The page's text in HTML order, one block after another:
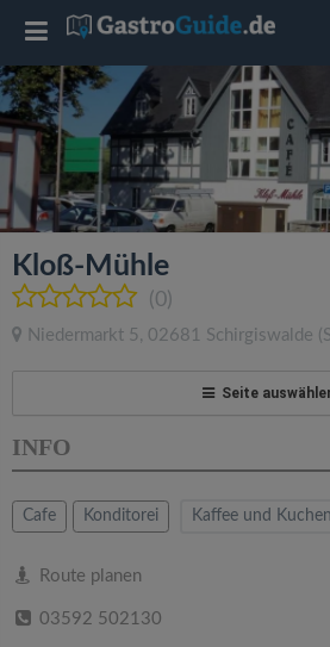
Kloß-Mühle
(0)
Niedermarkt 5 , 02681 Schirgiswalde
Seite
INFO
Cafe Konditorei Kaffee und Kuchen
Route planen
03592 502130
T
o
g
g
l
e
a
v